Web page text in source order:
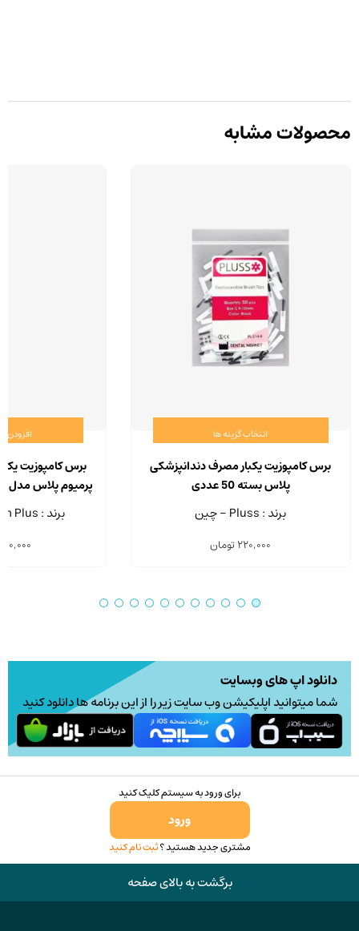
محصولات مشابه
انتخاب گزینه ها
این
محصول
ها
است
صفحه
محصول
انتخاب
برس کامپوزیت یکبار مصرف دندانپزشکی
پلاس بسته 50 عددی
برند : Pluss - چین
220,000تومان
افزودن
برس کامپوزیت
پرمیوم پلاس مدل 7500 بسته 100 عددی
برند : Premium Plus - چین
دانلود اپ های وبسایت
شما میتوانید اپلیکیشن وب سایت زیر را از این برنامه ها دانلود کنید
برای ورود به سیستم کلیک کنید
ورود
مشتری جدید هستید ؟ثبت نام کنید
برگشت به بالای صفحه